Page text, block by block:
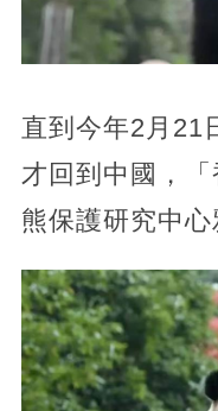
直到今年2月21
才回到中國，
熊保護研究中心